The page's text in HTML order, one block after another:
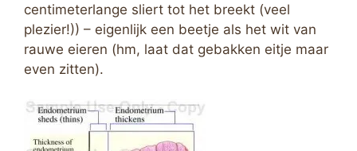
centimeterlange sliert tot het breekt (veel
plezier!)) – eigenlijk een beetje als het wit van
rauwe eieren (hm, laat dat gebakken eitje maar
even zitten).